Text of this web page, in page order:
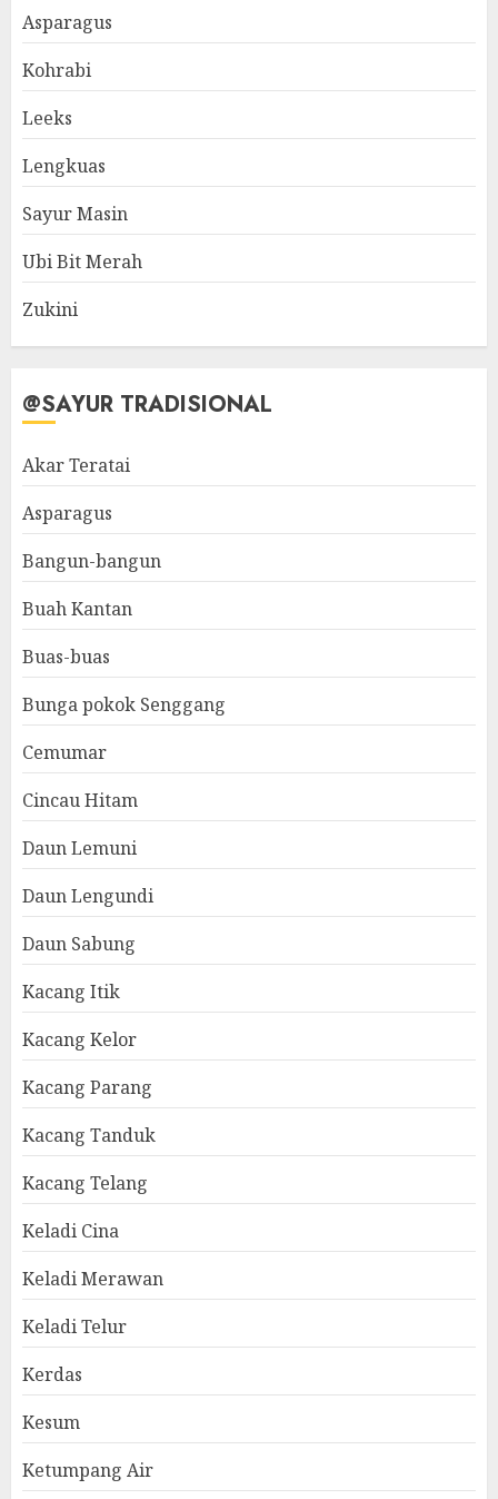
Asparagus
Kohrabi
Leeks
Lengkuas
Sayur Masin
Ubi Bit Merah
Zukini
@SAYUR TRADISIONAL
Akar Teratai
Asparagus
Bangun-bangun
Buah Kantan
Buas-buas
Bunga pokok Senggang
Cemumar
Cincau Hitam
Daun Lemuni
Daun Lengundi
Daun Sabung
Kacang Itik
Kacang Kelor
Kacang Parang
Kacang Tanduk
Kacang Telang
Keladi Cina
Keladi Merawan
Keladi Telur
Kerdas
Kesum
Ketumpang Air